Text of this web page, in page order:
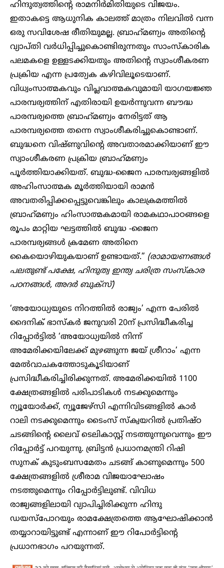
ഹിന്ദുത്വത്തിന്റെ രാമനിര്‍മിതിയുടെ വിജയം.
ഇതാകട്ടെ ആധുനിക കാലത്ത് മാത്രം നിലവില്‍ വന്ന
ഒരു സവിശേഷ രീതിയുമല്ല. ബ്രാഹ്‌മണ്യം അതിന്റെ
വ്യാപ്തി വര്‍ധിപ്പിച്ചുകൊണ്ടിരുന്നതും സാംസ്‌കാരിക
പലമകളെ ഉള്ളടക്കിയതും അതിന്റെ സ്വാംശീകരണ
പ്രക്രിയ എന്ന പ്രത്യേക കഴിവിലൂടെയാണ്.
വിധ്വംസാത്മകവും വിപ്ലവാത്മകവുമായി യാഗയജ്ഞ
പാരമ്പര്യത്തിന് എതിരായി ഉയര്‍ന്നുവന്ന ബൗദ്ധ
പാരമ്പര്യത്തെ ബ്രാഹ്‌മണ്യം നേരിട്ടത് ആ
പാരമ്പര്യത്തെ തന്നെ സ്വാംശീകരിച്ചുകൊണ്ടാണ്.
ബുദ്ധനെ വിഷ്ണുവിന്റെ അവതാരമാക്കിയാണ് ഈ
സ്വാംശീകരണ പ്രക്രിയ ബ്രാഹ്‌മണ്യം
പൂര്‍ത്തിയാക്കിയത്. ബുദ്ധ-ജൈന പാരമ്പര്യങ്ങളില്‍
അഹിംസാത്മക മൂര്‍ത്തിയായി രാമന്‍
അവതരിപ്പിക്കപ്പെട്ടുവെങ്കിലും കാലക്രമത്തില്‍
ബ്രാഹ്‌മണ്യം ഹിംസാത്മകമായി രാമകഥാപാഠങ്ങളെ
രൂപം മാറ്റിയ ഘട്ടത്തില്‍ ബുദ്ധ -ജൈന
പാരമ്പര്യങ്ങള്‍ ക്രമേണ അതിനെ
കൈയൊഴിയുകയാണ് ഉണ്ടായത്.” (രാമായണങ്ങള്‍
പലതുണ്ട് പക്ഷേ, ഹിന്ദുത്വ ഇന്ത്യ ചരിത്ര സംസ്‌കാര
പഠനങ്ങള്‍, അദര്‍ ബുക്‌സ്)
‘അയോധ്യയുടെ നിറത്തില്‍ രാജ്യം’ എന്ന പേരില്‍
ദൈനിക് ഭാസ്‌കര്‍ ജനുവരി 20ന് പ്രസിദ്ധീകരിച്ച
റിപ്പോര്‍ട്ടില്‍ ‘അയോധ്യയില്‍ നിന്ന്
അമേരിക്കയിലേക്ക് മുഴങ്ങുന്ന ജയ് ശ്രീറാം’ എന്ന
മേല്‍വാചകത്തോടുകൂടിയാണ്
പ്രസിദ്ധീകരിച്ചിരിക്കുന്നത്. അമേരിക്കയില്‍ 1100
ക്ഷേത്രങ്ങളില്‍ പരിപാടികള്‍ നടക്കുമെന്നും
ന്യൂയോര്‍ക്ക്, ന്യൂജേഴ്‌സി എന്നിവിടങ്ങളില്‍ കാര്‍
റാലി നടക്കുമെന്നും ടൈംസ് സ്‌ക്വയറില്‍ പ്രതിഷ്ഠ
ചടങ്ങിന്റെ ലൈവ് ടെലികാസ്റ്റ് നടത്തുന്നുവെന്നും ഈ
റിപ്പോര്‍ട്ട് പറയുന്നു. ബ്രിട്ടന്‍ പ്രധാനമന്ത്രി റിഷി
സുനക് കുടുംബസമേതം ചടങ്ങ് കാണുമെന്നും 500
ക്ഷേത്രങ്ങളില്‍ ശ്രീരാമ വിജയാഘോഷം
നടത്തുമെന്നും റിപ്പോര്‍ട്ടിലുണ്ട്. വിവിധ
രാജ്യങ്ങളിലായി വ്യാപിച്ചിരിക്കുന്ന ഹിന്ദു
ഡയസ്‌പോറയും രാമക്ഷേത്രത്തെ ആഘോഷിക്കാന്‍
തയ്യാറായിട്ടുണ്ട് എന്നാണ് ഈ റിപോര്‍ട്ടിന്റെ
പ്രധാനഭാഗം പറയുന്നത്.